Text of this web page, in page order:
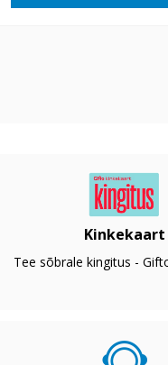
Kinkekaart
Tee sõbrale kingitus -